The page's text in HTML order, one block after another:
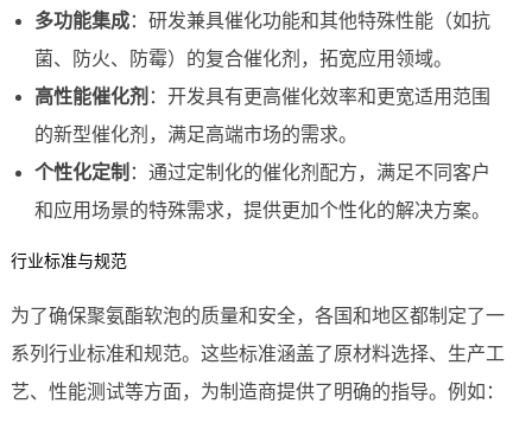
多功能集成：研发兼具催化功能和其他特殊性能（如抗
菌、防火、防霉）的复合催化剂，拓宽应用领域。
高性能催化剂 ：开发具有更高催化效率和更宽适用范围
的新型催化剂，满足高端市场的需求。
个性化定制 ：通过定制化的催化剂配方，满足不同客户
和应用场景的特殊需求，提供更加个性化的解决方案。
行业标准与规范
为了确保聚氨酯软泡的质量和安全，各国和地区都制定了一
系列行业标准和规范。这些标准涵盖了原材料选择、生产工
艺、性能测试等方面，为制造商提供了明确的指导。例如：